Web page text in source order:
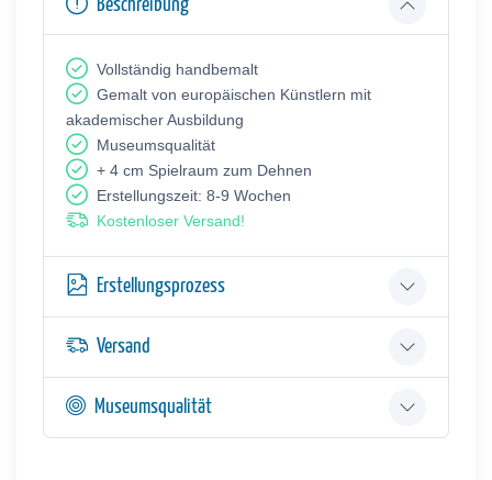
Beschreibung
Vollständig handbemalt
Gemalt von europäischen Künstlern mit
akademischer Ausbildung
Museumsqualität
+ 4 cm Spielraum zum Dehnen
Erstellungszeit: 8-9 Wochen
Kostenloser Versand!
Erstellungsprozess
Versand
Museumsqualität